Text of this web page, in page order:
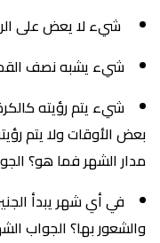
شيء لا يعض على
شيء يشبه نصف
شيء يتم رؤيته
بعض الأوقات ولا يتم
مدار الشهر فما هو؟
في أي شهر يبدأ
والشعور بها؟ الجواب